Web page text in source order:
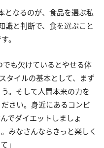
となるのが、食品を選ぶ私
識と判断で、食を選ぶこと
。
も欠けているとやせる体
タイルの基本として、まず
。そして人間本来の力を
さい。身近にあるコンビ
でダイエットしましょ
みなさんならきっと楽しく
」